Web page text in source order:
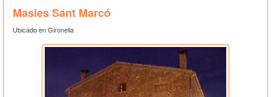
Masies Sant Marcó
Ubicado en Gironella